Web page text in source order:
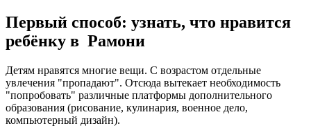
Первый способ: узнать, что нравится
ребёнку в Рамони
Детям нравятся многие вещи. С возрастом отдельные
увлечения "пропадают". Отсюда вытекает необходимость
"попробовать" различные платформы дополнительного
образования (рисование, кулинария, военное дело,
компьютерный дизайн).